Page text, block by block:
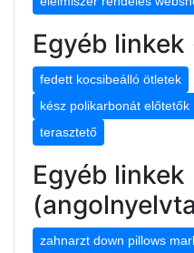
Egyéb
fedett kocsibeálló ötletek
kész polikarbonát előtetők
terasztető
Egyéb linkek
zahnarzt down pillows